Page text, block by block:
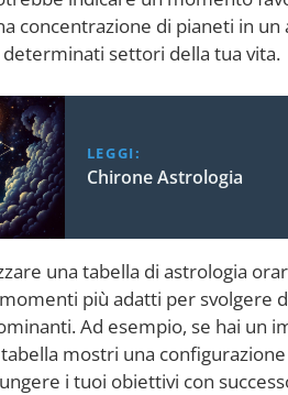
concentrazione di pianeti in
settori della tua vita.
LEGGI:
Chirone Astrologia
una tabella di astrologia
più adatti per svolgere
Ad esempio, se hai un
mostri una
i tuoi obiettivi con